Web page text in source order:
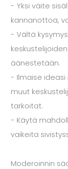
- Yksi väite
kannanottoa,
- Vältä
äänestetään.
- Ilmaise
muut
tarkoitat.​
- Käytä
vaikeita
Moderoinnin